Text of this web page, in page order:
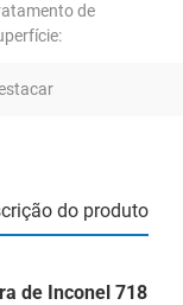
de
do produto
de Inconel 718